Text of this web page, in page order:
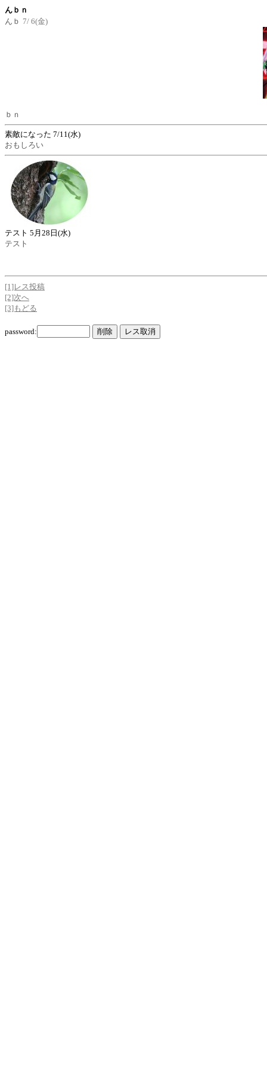
んｂｎ
んｂ 7/ 6(金)
ｂｎ
素敵になった 7/11(水)
おもしろい
テスト 5月28日(水)
テスト
[1]レス投稿
[2]次へ
[3]もどる
password: